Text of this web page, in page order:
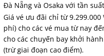
Đà Nẵng và Osaka với tần
Giá vé ưu đãi chỉ từ
phí) cho các vé mua từ nay
cho các chuyến bay khởi
(trừ giai đoạn cao điểm).